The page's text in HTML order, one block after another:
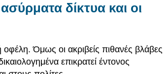
δίκτυα και οι
Όμως οι ακριβείς πιθανές βλάβες
επικρατεί έντονος